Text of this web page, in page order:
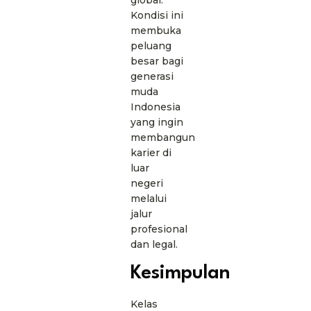
Kondisi ini
membuka
peluang
besar bagi
generasi
muda
Indonesia
yang ingin
membangun
karier di
luar
negeri
melalui
jalur
profesional
dan legal.
Kesimpulan
Kelas